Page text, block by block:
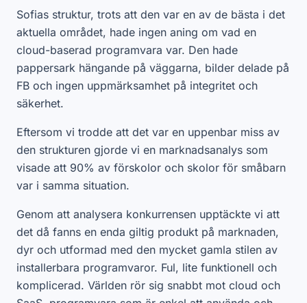
Sofias struktur, trots att den var en av de bästa i det
aktuella området, hade ingen aning om vad en
cloud-baserad programvara var. Den hade
pappersark hängande på väggarna, bilder delade på
FB och ingen uppmärksamhet på integritet och
säkerhet.
Eftersom vi trodde att det var en uppenbar miss av
den strukturen gjorde vi en marknadsanalys som
visade att 90% av förskolor och skolor för småbarn
var i samma situation.
Genom att analysera konkurrensen upptäckte vi att
det då fanns en enda giltig produkt på marknaden,
dyr och utformad med den mycket gamla stilen av
installerbara programvaror. Ful, lite funktionell och
komplicerad. Världen rör sig snabbt mot cloud och